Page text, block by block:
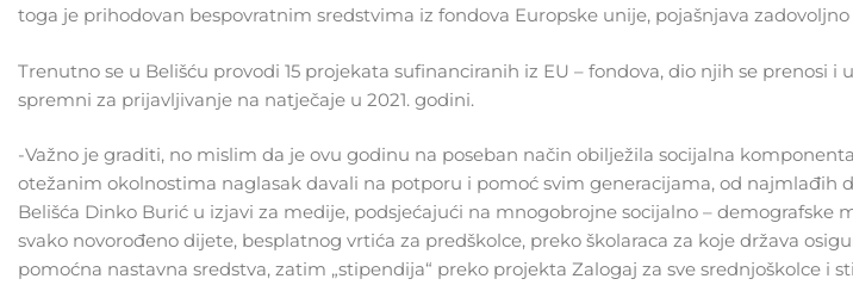
toga je prihodovan bespovratnim sredstvima iz fondova Europske unije, pojašnjava
Trenutno se u Belišću provodi 15 projekata sufinanciranih iz EU – fondova, dio njih se prenosi
spremni za prijavljivanje na natječaje u 2021. godini.
-Važno je graditi, no mislim da je ovu godinu na poseban način obilježila socijalna
otežanim okolnostima naglasak davali na potporu i pomoć svim generacijama, od najmlađih
Belišća Dinko Burić u izjavi za medije, podsjećajući na mnogobrojne socijalno – demografske
svako novorođeno dijete, besplatnog vrtića za predškolce, preko školaraca za koje država
pomoćna nastavna sredstva, zatim „stipendija“ preko projekta Zalogaj za sve srednjoškolce i